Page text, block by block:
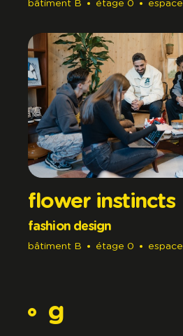
bâtiment B étage 0 espace
flower instincts
fashion design
bâtiment B étage 0 espace
g